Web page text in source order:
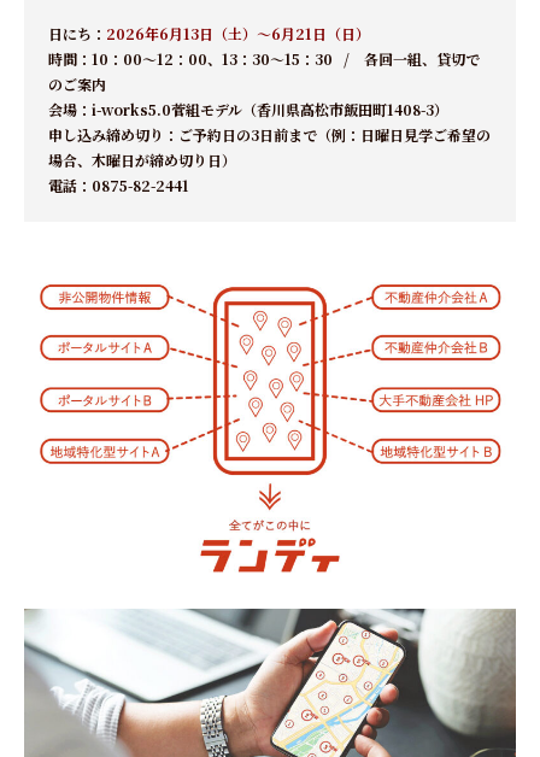
日にち： 2026年6月13日（土）～6月21日（日）
時間：10：00～12：00、13：30～15：30 / 各回一組、貸切で
のご案内
会場： i-works5.0菅組モデル（香川県高松市飯田町1408-3）
申し込み締め切り：ご予約日の3日前まで（例：日曜日見学ご希望の
場合、木曜日が締め切り日）
電話： 0875-82-2441